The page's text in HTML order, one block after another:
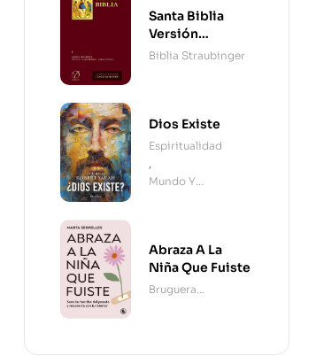
Santa Biblia
Versión
Straubinger - 2
Biblia Straubinger
Dios Existe
Espiritualidad
,
Mundo Y
Abraza A La
Niña Que Fuiste
Bruguera